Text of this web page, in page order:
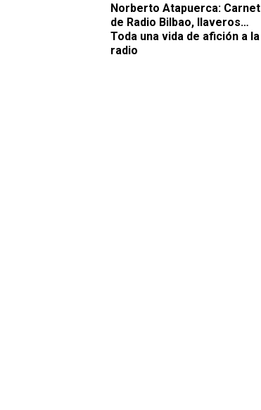
Norberto Atapuerca: Carnet
de Radio Bilbao, llaveros…
Toda una vida de afición a la
radio